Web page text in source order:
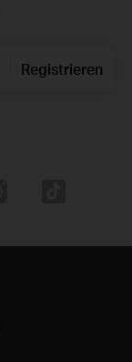
Registrieren